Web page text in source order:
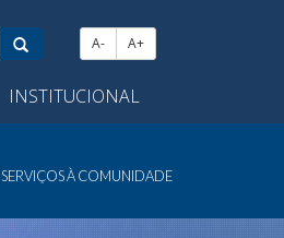
A- A+
INSTITUCIONAL
SERVIÇOS À COMUNIDADE